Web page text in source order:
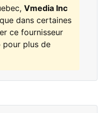
Vmedia Inc
dans certaines
ce fournisseur
pour plus de